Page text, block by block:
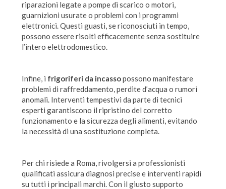
riparazioni legate a pompe di scarico o motori,
guarnizioni usurate o problemi con i programmi
elettronici. Questi guasti, se riconosciuti in tempo,
possono essere risolti efficacemente senza sostituire
l’intero elettrodomestico.
Infine, i frigoriferi da incassopossono manifestare
problemi di raffreddamento, perdite d’acqua o rumori
anomali. Interventi tempestivi da parte di tecnici
esperti garantiscono il ripristino del corretto
funzionamento e la sicurezza degli alimenti, evitando
la necessità di una sostituzione completa.
Per chi risiede a Roma, rivolgersi a professionisti
qualificati assicura diagnosi precise e interventi rapidi
su tutti i principali marchi. Con il giusto supporto